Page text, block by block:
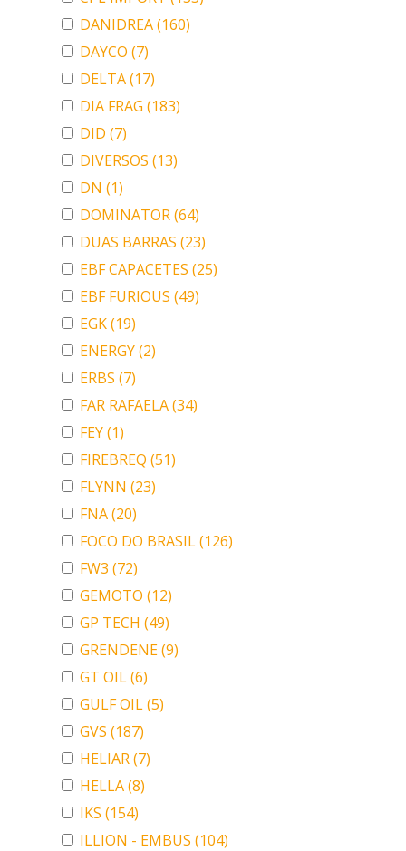
DANIDREA(160)
DAYCO (7)
DELTA(17)
DIA FRAG (183)
DID (7)
DIVERSOS (13)
DN (1)
DOMINATOR(64)
DUAS BARRAS (23)
EBF CAPACETES (25)
EBF FURIOUS (49)
EGK(19)
ENERGY(2)
ERBS (7)
FAR RAFAELA(34)
FEY(1)
FIREBREQ (51)
FLYNN (23)
FNA(20)
FOCO DO BRASIL(126)
FW3 (72)
GEMOTO (12)
GP TECH (49)
GRENDENE(9)
GT OIL(6)
GULF OIL(5)
GVS (187)
HELIAR(7)
HELLA(8)
IKS (154)
ILLION - EMBUS (104)